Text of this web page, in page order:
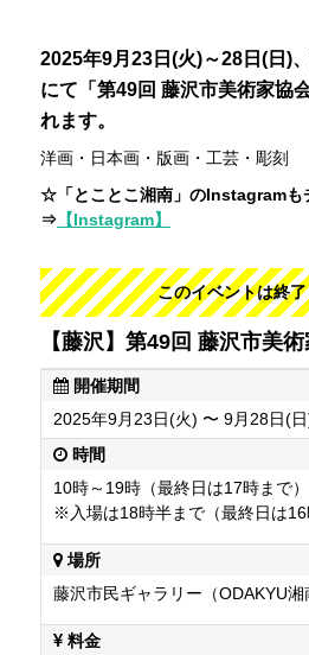
2025年9月23日(火)～28日(日)
にて「第49回 藤沢市美術家協
れます。
洋画・日本画・版画・工芸・彫刻
☆「とことこ湘南」のInstagramも
⇒ 【Instagram】
このイベントは終
【藤沢】第49回 藤沢市美
開催期間
2025年9月23日(火) 〜 9月28日(
時間
10時～19時（最終日は17時まで）
※入場は18時半まで（最終日は16
場所
藤沢市民ギャラリー（ODAKYU湘
料金